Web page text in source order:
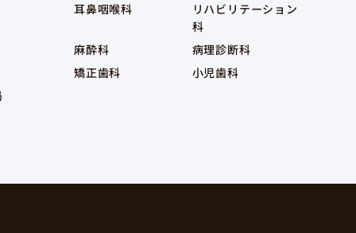
耳鼻咽喉科
リハビリテーション
科
麻酔科
病理診断科
矯正歯科
小児歯科